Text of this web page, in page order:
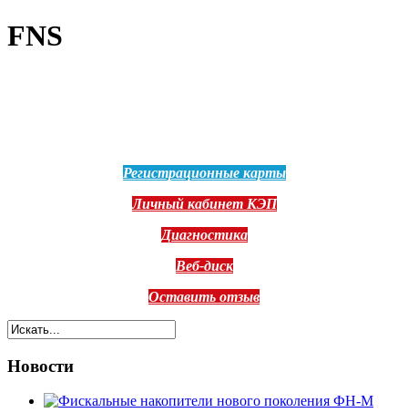
FNS
Регистрационные карты
Личный кабинет КЭП
Диагностика
Веб-диск
Оставить отзыв
Новости